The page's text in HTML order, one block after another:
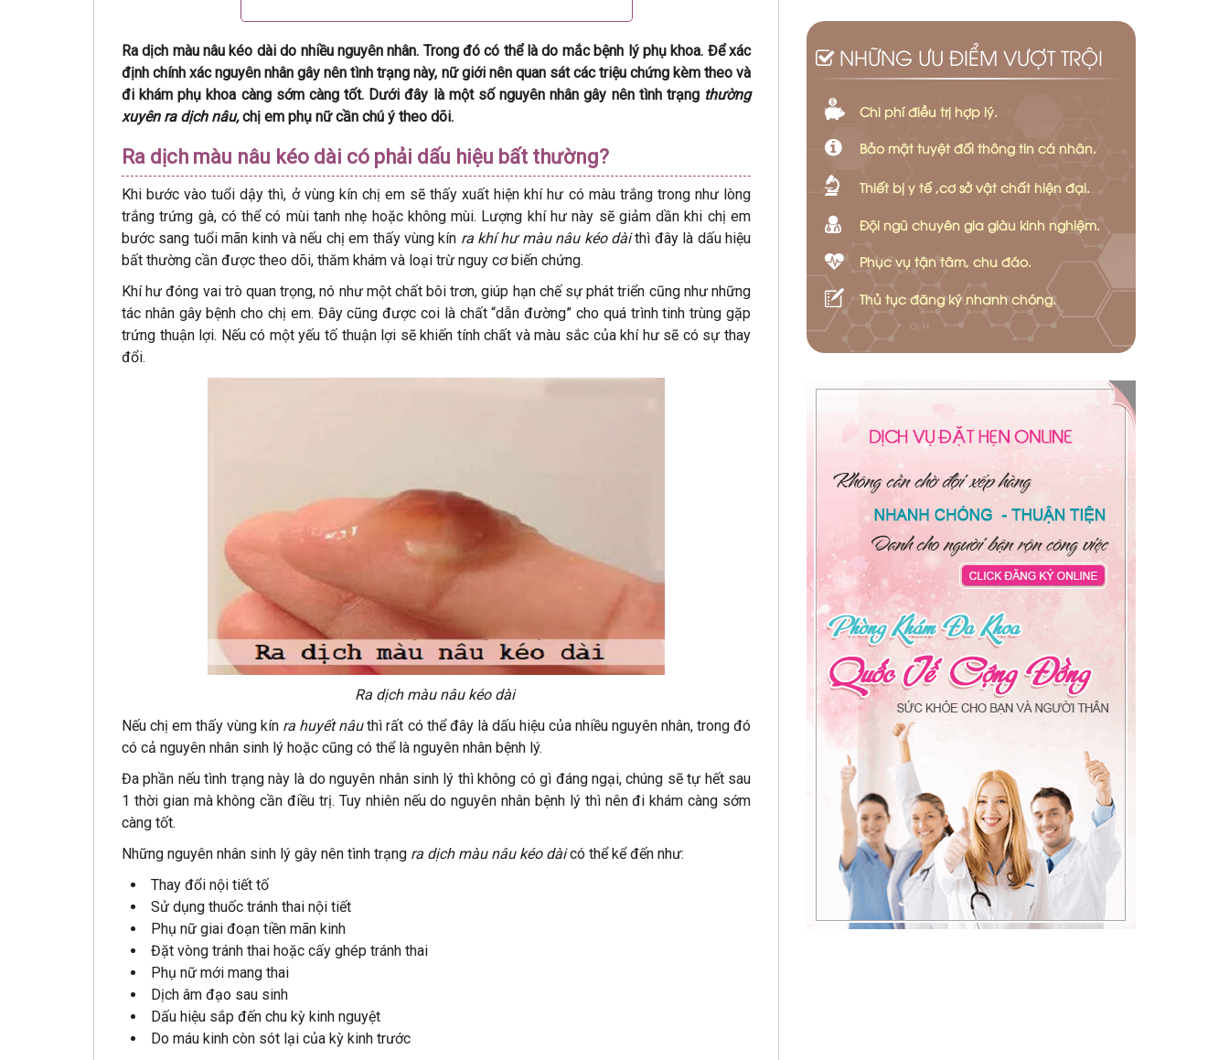
Ra dịch màu nâu kéo dài do nhiều nguyên nhân. Trong đó có thể là do mắc bệnh lý phụ khoa. Để xác
định chính xác nguyên nhân gây nên tình trạng này, nữ giới nên quan sát các triệu chứng kèm theo và
đi khám phụ khoa càng sớm càng tốt. Dưới đây là một số nguyên nhân gây nên tình trạng thường
xuyên ra dịch nâu,chị em phụ nữ cần chú ý theo dõi.
Ra dịch màu nâu kéo dài có phải dấu hiệu bất thường?
Khi bước vào tuổi dậy thì, ở vùng kín chị em sẽ thấy xuất hiện khí hư có màu trắng trong như lòng
trắng trứng gà, có thể có mùi tanh nhẹ hoặc không mùi. Lượng khí hư này sẽ giảm dần khi chị em
bước sang tuổi mãn kinh và nếu chị em thấy vùng kín ra khí hư màu nâu kéo dàithì đây là dấu hiệu
bất thường cần được theo dõi, thăm khám và loại trừ nguy cơ biến chứng.
Khí hư đóng vai trò quan trọng, nó như một chất bôi trơn, giúp hạn chế sự phát triển cũng như những
tác nhân gây bệnh cho chị em. Đây cũng được coi là chất “dẫn đường” cho quá trình tinh trùng gặp
trứng thuận lợi. Nếu có một yếu tố thuận lợi sẽ khiến tính chất và màu sắc của khí hư sẽ có sự thay
đổi.
Ra dịch màu nâu kéo dài
Nếu chị em thấy vùng kín ra huyết nâuthì rất có thể đây là dấu hiệu của nhiều nguyên nhân, trong đó
có cả nguyên nhân sinh lý hoặc cũng có thể là nguyên nhân bệnh lý.
Đa phần nếu tình trạng này là do nguyên nhân sinh lý thì không có gì đáng ngại, chúng sẽ tự hết sau
1 thời gian mà không cần điều trị. Tuy nhiên nếu do nguyên nhân bệnh lý thì nên đi khám càng sớm
càng tốt.
Những nguyên nhân sinh lý gây nên tình trạng ra dịch màu nâu kéo dàicó thể kể đến như:
Thay đổi nội tiết tố
Sử dụng thuốc tránh thai nội tiết
Phụ nữ giai đoạn tiền mãn kinh
Đặt vòng tránh thai hoặc cấy ghép tránh thai
Phụ nữ mới mang thai
Dịch âm đạo sau sinh
Dấu hiệu sắp đến chu kỳ kinh nguyệt
Do máu kinh còn sót lại của kỳ kinh trước
NHỮNG ƯU ĐIỂM VƯỢT TRỘI
Chi phí điều trị hợp lý.
Bảo mật tuyệt đối thông tin cá nhân.
Thiết bị y tế ,cơ sở vật chất hiện đại.
Đội ngũ chuyên gia giàu kinh nghiệm.
Phục vụ tận tâm, chu đáo.
Thủ tục đăng ký nhanh chóng.